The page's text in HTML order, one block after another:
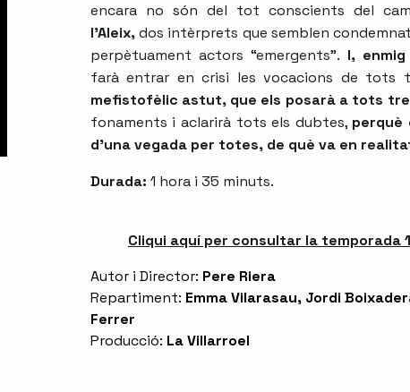
encara no són del tot conscients del
l’Aleix,dos intèrprets que semblen
perpètuament actors “emergents”. I,
farà entrar en crisi les vocacions de tots
mefistofèlic astut, que els posarà a tots
fonaments i aclarirà tots els dubtes, perquè
d’una vegada per totes, de què va en
Durada: 1 hora i 35 minuts.
Cliqui aquí per consultar la temporada
Autor i Director: Pere Riera
Repartiment: Emma Vilarasau, Jordi
Ferrer
Producció: La Villarroel